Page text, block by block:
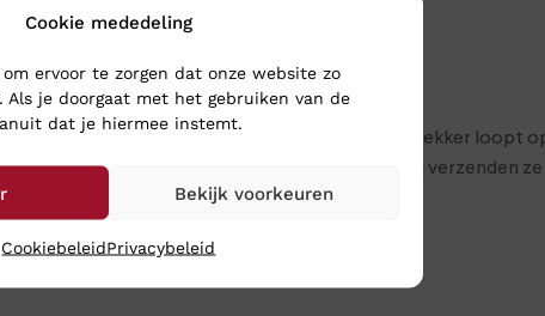
Cookie mededeling
ervoor te zorgen dat onze website zo
Als je doorgaat met het gebruiken van de
dat je hiermee instemt.
Bekijk voorkeuren
CookiebeleidPrivacybeleid
Schoenen in Geldrop. Dan weet je zeker dat je lekker loopt
je op: bestel ze online in onze webshop. Wij verzenden